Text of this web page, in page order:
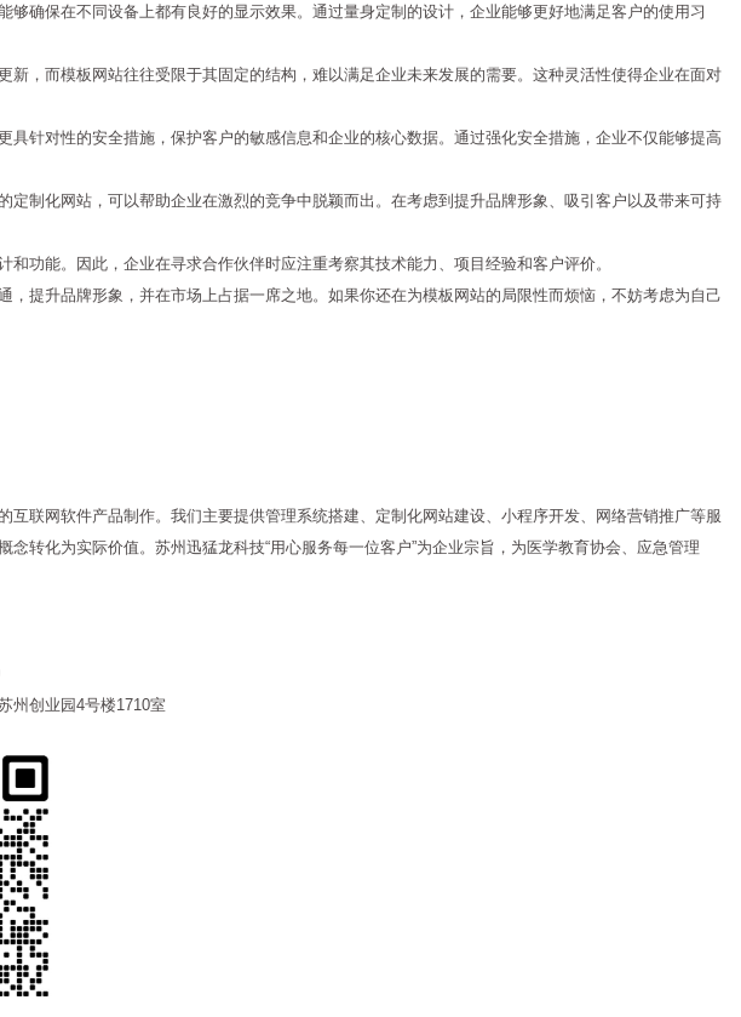
确保在不同设备上都有良好的显示效果。通过量身定制的设计，企业能够更好地满足客户的使用习
，而模板网站往往受限于其固定的结构，难以满足企业未来发展的需要。这种灵活性使得企业在面对
针对性的安全措施，保护客户的敏感信息和企业的核心数据。通过强化安全措施，企业不仅能够提高
制化网站，可以帮助企业在激烈的竞争中脱颖而出。在考虑到提升品牌形象、吸引客户以及带来可持
功能。因此，企业在寻求合作伙伴时应注重考察其技术能力、项目经验和客户评价。
提升品牌形象，并在市场上占据一席之地。如果你还在为模板网站的局限性而烦恼，不妨考虑为自己
联网软件产品制作。我们主要提供管理系统搭建、定制化网站建设、小程序开发、网络营销推广等服
转化为实际价值。苏州迅猛龙科技“用心服务每一位客户”为企业宗旨，为医学教育协会、应急管理
州创业园4号楼1710室